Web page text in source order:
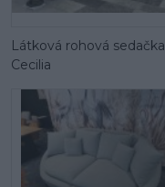
Látková rohová sedačka
Cecilia